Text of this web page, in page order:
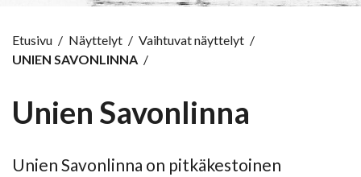
Etusivu / Näyttelyt / Vaihtuvat näyttelyt /
UNIEN SAVONLINNA /
Unien Savonlinna
Unien Savonlinna on pitkäkestoinen